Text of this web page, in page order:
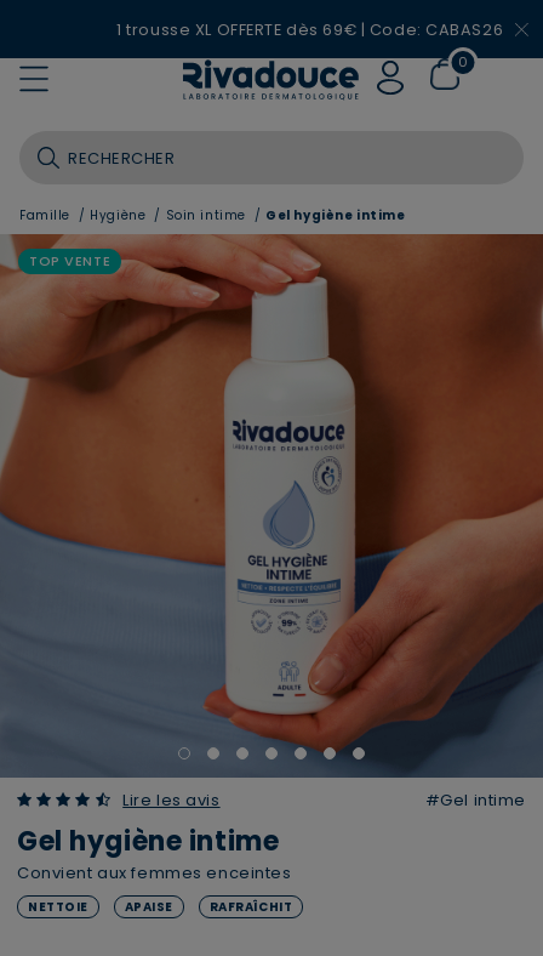
1 trousse XL OFFERTE dès 69€ | Code: CABAS26
0
Famille / Hygiène / Soin intime / Gel hygiène intime
TOP VENTE
4.72 out of 5 Customer Rating
Lire les avis #Gel intime
Gel hygiène intime
Convient aux femmes enceintes
NETTOIE APAISE RAFRAÎCHIT